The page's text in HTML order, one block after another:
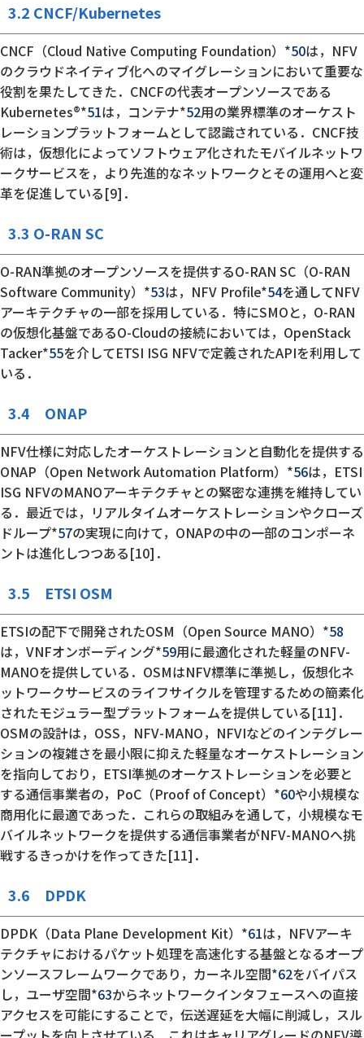
3.2 CNCF/Kubernetes
CNCF（Cloud Native Computing Foundation）*50は，NFV
のクラウドネイティブ化へのマイグレーションにおいて重要な
役割を果たしてきた．CNCFの代表オープンソースである
Kubernetes®*51は，コンテナ*52用の業界標準のオーケスト
レーションプラットフォームとして認識されている．CNCF技
術は，仮想化によってソフトウェア化されたモバイルネットワ
ークサービスを，より先進的なネットワークとその運用へと変
革を促進している[9]．
3.3 O-RAN SC
O-RAN準拠のオープンソースを提供するO-RAN SC（O-RAN
Software Community）*53は，NFV Profile*54を通してNFV
アーキテクチャの一部を採用している．特にSMOと，O-RAN
の仮想化基盤であるO-Cloudの接続においては，OpenStack
Tacker*55を介してETSI ISG NFVで定義されたAPIを利用して
いる．
3.4 ONAP
NFV仕様に対応したオーケストレーションと自動化を提供する
ONAP（Open Network Automation Platform）*56は，ETSI
ISG NFVのMANOアーキテクチャとの緊密な連携を維持してい
る．最近では，リアルタイムオーケストレーションやクローズ
ドループ*57の実現に向けて，ONAPの中の一部のコンポーネ
ントは進化しつつある[10]．
3.5 ETSI OSM
ETSIの配下で開発されたOSM（Open Source MANO）*58
は，VNFオンボーディング*59用に最適化された軽量のNFV-
MANOを提供している．OSMはNFV標準に準拠し，仮想化ネ
ットワークサービスのライフサイクルを管理するための簡素化
されたモジュラー型プラットフォームを提供している[11]．
OSMの設計は，OSS，NFV-MANO，NFVIなどのインテグレー
ションの複雑さを最小限に抑えた軽量なオーケストレーション
を指向しており，ETSI準拠のオーケストレーションを必要と
する通信事業者の，PoC（Proof of Concept）*60や小規模な
商用化に最適であった．これらの取組みを通して，小規模なモ
バイルネットワークを提供する通信事業者がNFV-MANOへ挑
戦するきっかけを作ってきた[11]．
3.6 DPDK
DPDK（Data Plane Development Kit）*61は，NFVアーキ
テクチャにおけるパケット処理を高速化する基盤となるオープ
ンソースフレームワークであり，カーネル空間*62をバイパス
し，ユーザ空間*63からネットワークインタフェースへの直接
アクセスを可能にすることで，伝送遅延を大幅に削減し，スル